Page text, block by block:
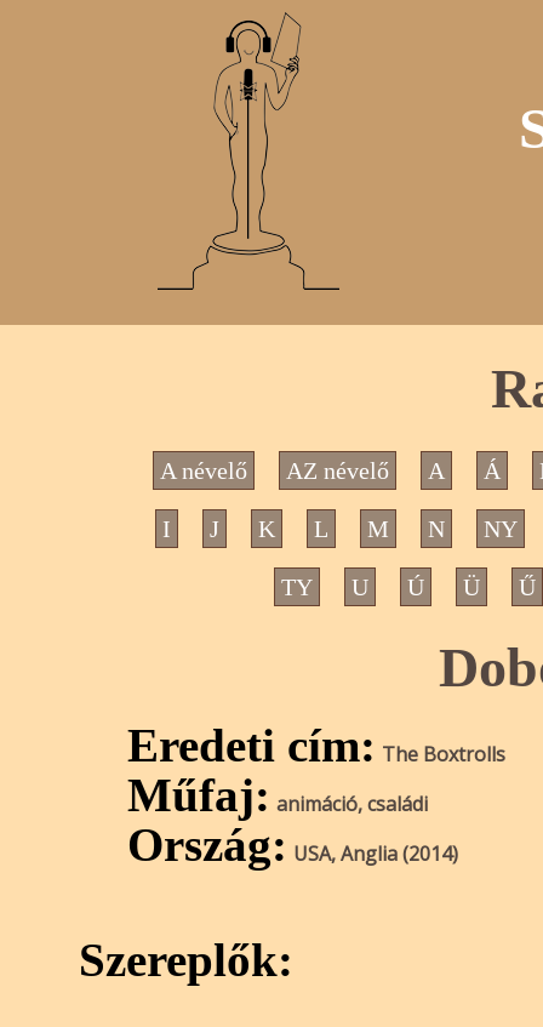
A névelő AZ névelő A Á
I J K L M N NY
TY U Ú Ü Ű
Eredeti cím: The Boxtrolls
Műfaj: animáció, családi
Ország: USA, Anglia (2014)
Szereplők: